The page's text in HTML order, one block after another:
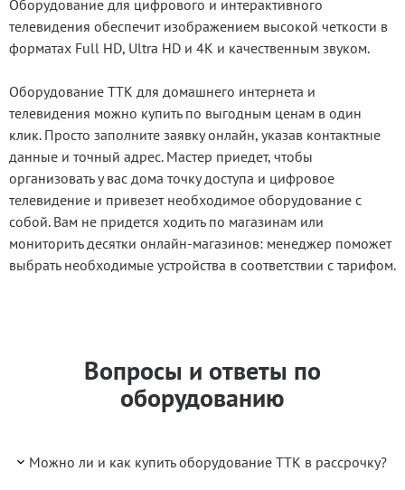
Оборудование для цифрового и интерактивного
телевидения обеспечит изображением высокой четкости в
форматах Full HD, Ultra HD и 4K и качественным звуком.
Оборудование ТТК для домашнего интернета и
телевидения можно купить по выгодным ценам в один
клик. Просто заполните заявку онлайн, указав контактные
данные и точный адрес. Мастер приедет, чтобы
организовать у вас дома точку доступа и цифровое
телевидение и привезет необходимое оборудование с
собой. Вам не придется ходить по магазинам или
мониторить десятки онлайн-магазинов: менеджер поможет
выбрать необходимые устройства в соответствии с тарифом.
Вопросы и ответы по
оборудованию
Можно ли и как купить оборудование ТТК в рассрочку?